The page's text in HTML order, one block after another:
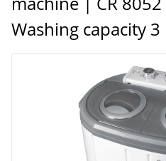
Washing capacity
Depth 40 cm |